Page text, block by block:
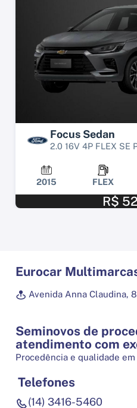
Focus Sedan
2.0 16V 4P FLEX SE
2015 FLEX
R$
Eurocar
Avenida Anna Claudina,
Seminovos de
atendimento com
Procedência e qualidade
Telefones
(14) 3416-5460